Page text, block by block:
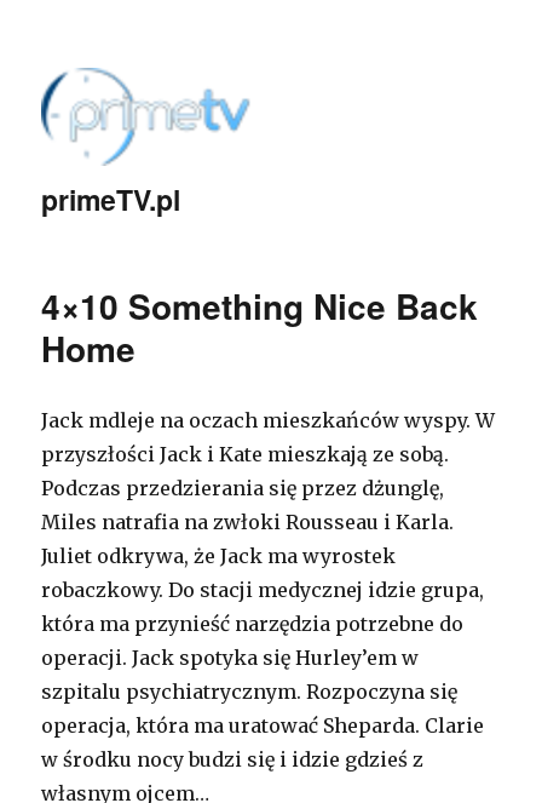
primeTV.pl
4×10 Something Nice Back
Home
Jack mdleje na oczach mieszkańców wyspy. W
przyszłości Jack i Kate mieszkają ze sobą.
Podczas przedzierania się przez dżunglę,
Miles natrafia na zwłoki Rousseau i Karla.
Juliet odkrywa, że Jack ma wyrostek
robaczkowy. Do stacji medycznej idzie grupa,
która ma przynieść narzędzia potrzebne do
operacji. Jack spotyka się Hurley’em w
szpitalu psychiatrycznym. Rozpoczyna się
operacja, która ma uratować Sheparda. Clarie
w środku nocy budzi się i idzie gdzieś z
własnym ojcem…